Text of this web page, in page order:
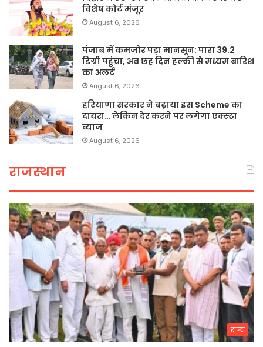
विशेष कोर्ट मंजूर
August 6, 2026
पंजाब में कमजोर पड़ा मानसून: पारा 39.2
डिग्री पहुंचा, अब छह दिन हल्की से मध्यम बारिश
का अलर्ट
August 6, 2026
हरियाणा सरकार ने बढ़ाया इस Scheme का
दायरा… लेकिन देर करने पर लगेगा एक्स्ट्रा
ब्याज
August 6, 2026
राजस्थान
राज्य